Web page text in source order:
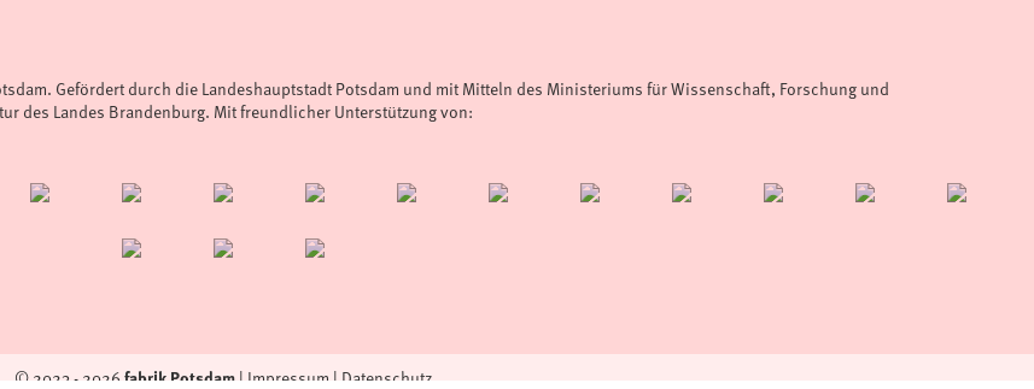
Gefördert durch die Landeshauptstadt Potsdam und mit Mitteln des Ministeriums für Wissenschaft, Forschung und
des Landes Brandenburg. Mit freundlicher Unterstützung von:
© 2023 - 2026fabrik Potsdam | Impressum | Datenschutz